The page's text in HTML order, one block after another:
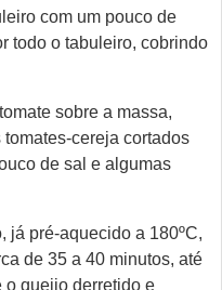
com um pouco de
todo o tabuleiro, cobrindo
sobre a massa,
cereja cortados
de sal e algumas
já pré-aquecido a 180ºC,
de 35 a 40 minutos, até
o queijo derretido e